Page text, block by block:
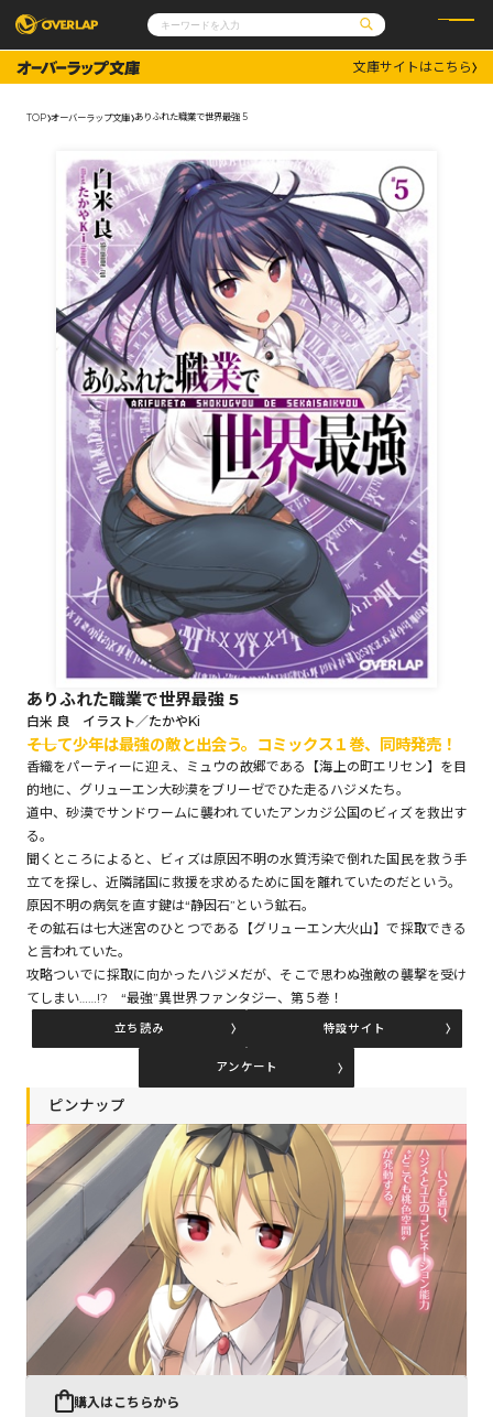
コミックガルド
コミッククリエ
コミックエッセイ
ポケットモンスター
アニメ
ゲーム
OVERLAP STORE
オーバーラップ広報室
企業
会社概要
採用情報
アクセス
オーバーラップホールディングス
お問い合わせはこちら
オーバーラップ文庫
オーバーラップノベルス
オーバーラップノベルスf
ロサージュノベルス
コミックガルド
コミッククリエ
文庫サイトはこちら
TOP オーバーラップ文庫 ありふれた職業で世界最強 5
ありふれた職業で世界最強 5
白米 良 イラスト／たかやKi
――そして少年は最強の敵と出会う。コミックス１巻、同時発売！
香織をパーティーに迎え、ミュウの故郷である【海上の町エリセン】を目
的地に、グリューエン大砂漠をブリーゼでひた走るハジメたち。
道中、砂漠でサンドワームに襲われていたアンカジ公国のビィズを救出す
る。
聞くところによると、ビィズは原因不明の水質汚染で倒れた国民を救う手
立てを探し、近隣諸国に救援を求めるために国を離れていたのだという。
原因不明の病気を直す鍵は“静因石”という鉱石。
その鉱石は七大迷宮のひとつである【グリューエン大火山】で採取できる
と言われていた。
攻略ついでに採取に向かったハジメだが、そこで思わぬ強敵の襲撃を受け
てしまい……!? “最強”異世界ファンタジー、第５巻！
立ち読み 特設サイト
アンケート
ピンナップ
購入はこちらから